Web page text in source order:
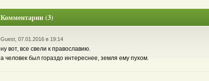
Комментарии (3)
Guest, 07.01.2016 в 19:14
ну вот, все свели к православию.
а человек был гораздо интереснее, земля ему пухом.